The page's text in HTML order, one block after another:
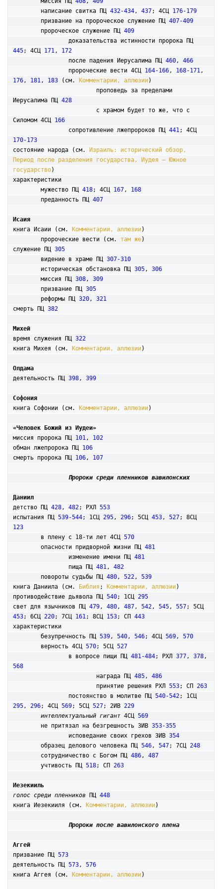
	написание свитка ПЦ
432-434, 437; 4СЦ 176-179
	призвание на пророческое служение ПЦ
407-409
	пророческое служение ПЦ
409
445; 4СЦ 171, 172
		после падения Иерусалима ПЦ
460, 466
		пророческие вести 4СЦ
164-166, 168-171
176, 181, 183 (см. Комментарии, аллюзии)
Иерусалима ПЦ 428
Силомом 4СЦ 166
		сопротивление лжепророков ПЦ
441
170-173
состояние народа (см.
Израиль: исторический обзор,
Период после разделения государства, Иудея – Южное
государство)
характеристики
	мужество ПЦ
418; 4СЦ 167, 168
	преданность ПЦ
407
Исаия
книга Исаии (см.
Комментарии, аллюзии)
	пророческие вести (см.
там же)
служение ПЦ 305
	видение в храме ПЦ
307-310
	историческая обстановка ПЦ
305, 306
	миссия ПЦ
308, 309
	призвание ПЦ
305
	реформы ПЦ
320, 321
смерть ПЦ 382
Михей
время служения ПЦ 322
книга Михея (см.
Комментарии, аллюзии)
Олдама
деятельность ПЦ 398, 399
Софония
книга Софонии (см.
Комментарии, аллюзии)
«Человек Божий из Иудеи»
миссия пророка ПЦ 101, 102
обман лжепророка ПЦ 106
смерть пророка ПЦ 106, 107
Пророки среди пленников вавилонских
Даниил
детство ПЦ 428, 482; РХЛ 553
испытания ПЦ 539-544; 1СЦ 295, 296; 5СЦ 453, 527
123
	в плену с 18-ти лет 4СЦ
570
	опасности придворной жизни ПЦ
481
		изменение имени ПЦ
481
		пища ПЦ
481, 482
	повороты судьбы ПЦ
480, 522, 539
книга Даниила (см.
Библия ; Комментарии, аллюзии)
противодействие дьявола ПЦ 540; 1СЦ 295
свет для язычников ПЦ 479, 480, 487, 542, 545, 557
453; 6СЦ 220; 7СЦ 161; 8СЦ 153; СП 443
характеристики
	безупречность ПЦ
539, 540, 546; 4СЦ 569, 570
	верность 4СЦ
570; 5СЦ 527
		в вопросе пищи ПЦ
481-484; РХЛ 377, 378
568
			награда ПЦ
485, 486
			принятие решения РХЛ
553; СП 263
		постоянство в молитве ПЦ
540-542
295, 296; 4СЦ 569; 5СЦ 527; 2ИВ 229
интеллектуальный гигант 4СЦ 569
	не притязал на безгрешность 3ИВ
353-355
		исповедание своих грехов 3ИВ
354
	образец делового человека ПЦ
546, 547; 7СЦ 248
	сотрудничество с Богом ПЦ
486, 487
	учтивость ПЦ
518; СП 263
Иезекииль
голос среди пленников ПЦ 448
книга Иезекииля (см.
Комментарии, аллюзии)
Пророки после вавилонского плена
Аггей
призвание ПЦ 573
деятельность ПЦ 573, 576
книга Аггея (см.
Комментарии, аллюзии)